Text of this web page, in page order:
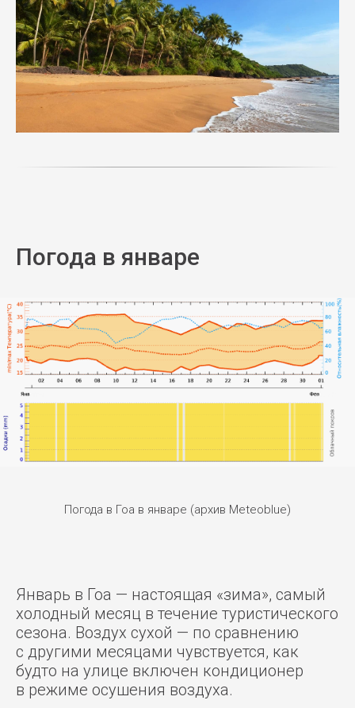
Погода в январе
Погода в Гоа в январе (архив Meteoblue)
Январь в Гоа — настоящая «зима», самый
холодный месяц в течение туристического
сезона. Воздух сухой — по сравнению
с другими месяцами чувствуется, как
будто на улице включен кондиционер
в режиме осушения воздуха.